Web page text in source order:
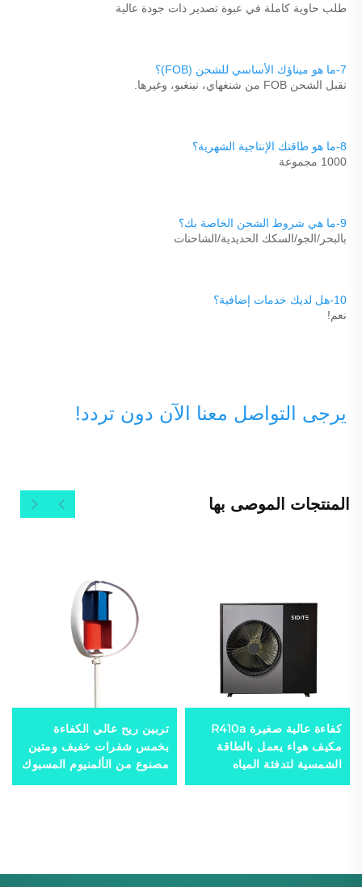
طلب حاوية كاملة في عبوة تصدير ذات جودة عالية
7-ما هو ميناؤك الأساسي للشحن (FOB)؟
نقبل الشحن FOB من شنغهاي، نينغبو، وغيرها.
8-ما هو طاقتك الإنتاجية الشهرية؟
1000 مجموعة
9-ما هي شروط الشحن الخاصة بك؟
بالبحر/الجو/السكك الحديدية/الشاحنات
10-هل لديك خدمات إضافية؟
نعم!
يرجى التواصل معنا الآن دون تردد!
المنتجات الموصى بها
كفاءة عالية صغيرة R410a
مكيف هواء يعمل بالطاقة
الشمسية لتدفئة المياه
المنزلية المستقلة للموادل
تربين ريح عالي الكفاءة
بخمس شفرات خفيف ومتين
مصنوع من الألمنيوم المسبوك
بتقنية تتبع ذكية لتوليد طاقة